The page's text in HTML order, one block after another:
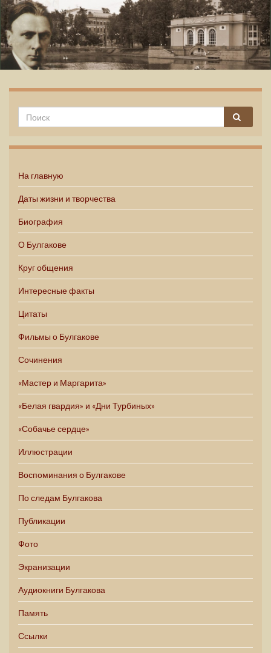
На главную
Даты жизни и творчества
Биография
О Булгакове
Круг общения
Интересные факты
Цитаты
Фильмы о Булгакове
Сочинения
«Мастер и Маргарита»
«Белая гвардия» и «Дни Турбиных»
«Собачье сердце»
Иллюстрации
Воспоминания о Булгакове
По следам Булгакова
Публикации
Фото
Экранизации
Аудиокниги Булгакова
Память
Ссылки